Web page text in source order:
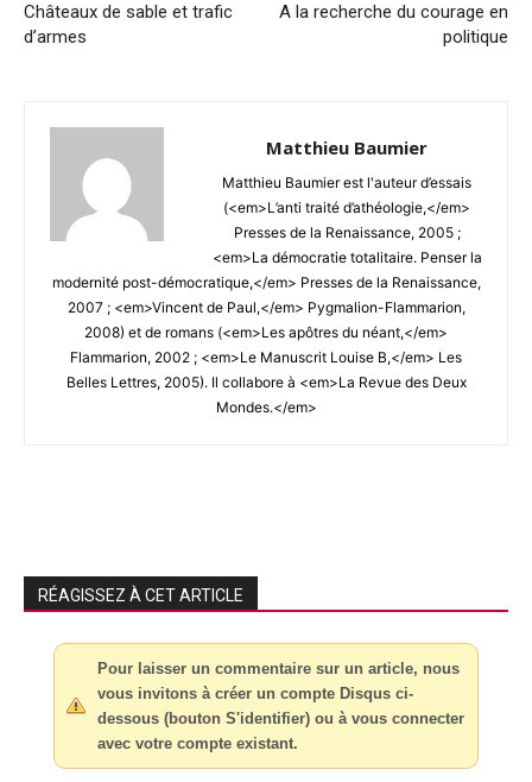
Châteaux de sable et trafic
d’armes
A la recherche du courage en
politique
Matthieu Baumier
Matthieu Baumier est l'auteur d’essais
(<em>L’anti traité d’athéologie,</em>
Presses de la Renaissance, 2005 ;
<em>La démocratie totalitaire. Penser la
modernité post-démocratique,</em> Presses de la Renaissance,
2007 ; <em>Vincent de Paul,</em> Pygmalion-Flammarion,
2008) et de romans (<em>Les apôtres du néant,</em>
Flammarion, 2002 ; <em>Le Manuscrit Louise B,</em> Les
Belles Lettres, 2005). Il collabore à <em>La Revue des Deux
Mondes.</em>
RÉAGISSEZ À CET ARTICLE
Pour laisser un commentaire sur un article, nous
vous invitons à créer un compte Disqus ci-
dessous (bouton S'identifier) ou à vous connecter
avec votre compte existant.